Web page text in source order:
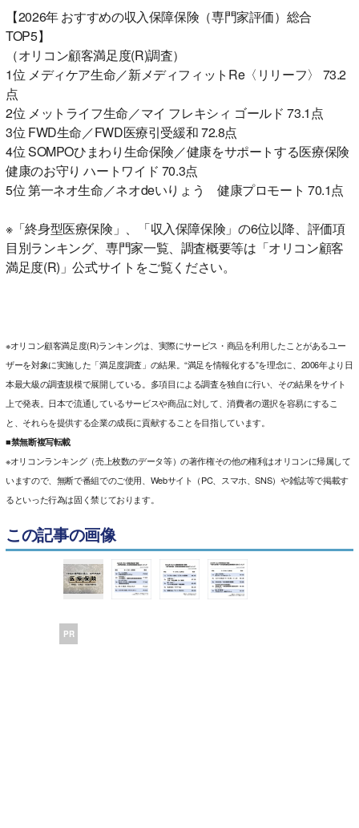
【2026年 おすすめの収入保障保険（専門家評価）総合
TOP5】
（オリコン顧客満足度(R)調査）
1位 メディケア生命／新メディフィットRe〈リリーフ〉 73.2
点
2位 メットライフ生命／マイ フレキシィ ゴールド 73.1点
3位 FWD生命／FWD医療引受緩和 72.8点
4位 SOMPOひまわり生命保険／健康をサポートする医療保険
健康のお守り ハートワイド 70.3点
5位 第一ネオ生命／ネオdeいりょう 健康プロモート 70.1点
※「終身型医療保険」、「収入保障保険」の6位以降、評価項
目別ランキング、専門家一覧、調査概要等は「オリコン顧客
満足度(R)」公式サイトをご覧ください。
※オリコン顧客満足度(R)ランキングは、実際にサービス・商品を利用したことがあるユー
ザーを対象に実施した「満足度調査」の結果。“満足を情報化する”を理念に、2006年より日
本最大級の調査規模で展開している。多項目による調査を独自に行い、その結果をサイト
上で発表。日本で流通しているサービスや商品に対して、消費者の選択を容易にするこ
と、それらを提供する企業の成長に貢献することを目指しています。
■禁無断複写転載
※オリコンランキング（売上枚数のデータ等）の著作権その他の権利はオリコンに帰属して
いますので、無断で番組でのご使用、Webサイト（PC、スマホ、SNS）や雑誌等で掲載す
るといった行為は固く禁じております。
この記事の画像
PR